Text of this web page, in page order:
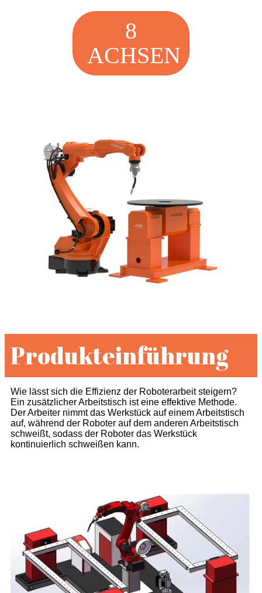
8
ACHSEN
Produkteinführung
Wie lässt sich die Effizienz der Roboterarbeit steigern?
Ein zusätzlicher Arbeitstisch ist eine effektive Methode.
Der Arbeiter nimmt das Werkstück auf einem Arbeitstisch
auf, während der Roboter auf dem anderen Arbeitstisch
schweißt, sodass der Roboter das Werkstück
kontinuierlich schweißen kann.